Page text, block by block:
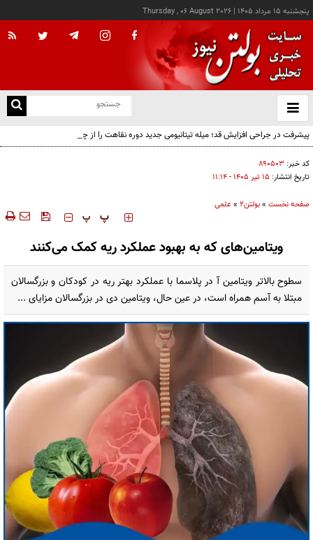
پنجشنبه ۱۵ مرداد ۱۴۰۵ |
Thursday , 06 August 2026
باز
و
پیشرفت در جراحی افزایش قد؛ میله تیتانیومی جدید دوره نقاهت را از چند ماه به چند هفته
کاهش می‌دهد
کد خبر: ۸۹۰۵۰۳
تاریخ انتشار: ۱۵ تير ۱۴۰۵ - ۱۱:۱۴
صفحه نخست »بولتن2 »علمی
‍‍‍ پ پ
ویتامین‌های که به بهبود عملکرد ریه کمک می‌کنند
سطوح بالاتر ویتامین آ در پلاسما با عملکرد بهتر ریه در کودکان و بزرگسالان
مبتلا به آسم همراه است، در عین حال، ویتامین دی در بزرگسالان مزایای ...